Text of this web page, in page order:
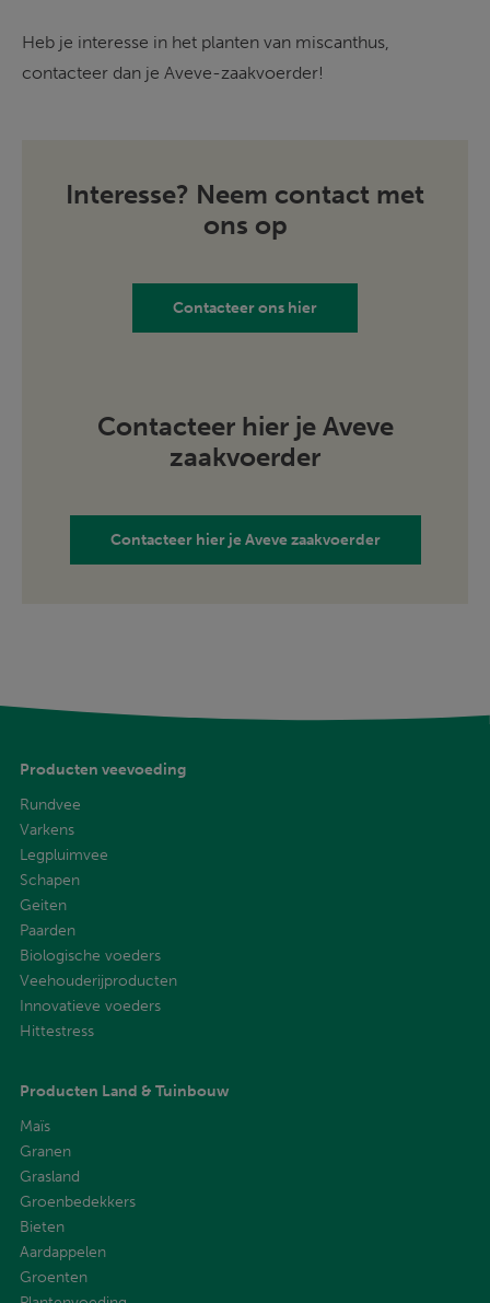
Heb je interesse in het planten van miscanthus,
contacteer dan je Aveve-zaakvoerder!
Interesse? Neem contact met
ons op
Contacteer ons hier
Contacteer hier je Aveve
zaakvoerder
Contacteer hier je Aveve zaakvoerder
Producten veevoeding
Rundvee
Varkens
Legpluimvee
Schapen
Geiten
Paarden
Biologische voeders
Veehouderijproducten
Innovatieve voeders
Hittestress
Producten Land & Tuinbouw
Maïs
Granen
Grasland
Groenbedekkers
Bieten
Aardappelen
Groenten